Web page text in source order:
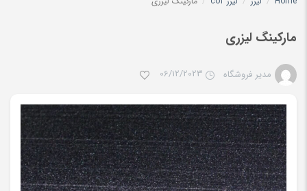
مارکینگ لیزری
مدیر فروشگاه 06/12/2023